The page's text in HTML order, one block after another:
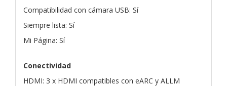
Compatibilidad con cámara USB: Sí
Siempre lista: Sí
Mi Página: Sí
Conectividad
HDMI: 3 x HDMI compatibles con eARC y ALLM